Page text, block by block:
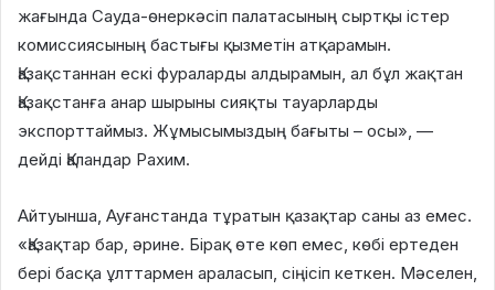
жағында Сауда-өнеркәсіп палатасының сыртқы істер
комиссиясының бастығы қызметін атқарамын.
Қазақстаннан ескі фураларды алдырамын, ал бұл жақтан
Қазақстанға анар шырыны сияқты тауарларды
экспорттаймыз. Жұмысымыздың бағыты – осы», —
дейді Қаландар Рахим.
Айтуынша, Ауғанстанда тұратын қазақтар саны аз емес.
«Қазақтар бар, әрине. Бірақ өте көп емес, көбі ертеден
бері басқа ұлттармен араласып, сіңісіп кеткен. Мәселен,